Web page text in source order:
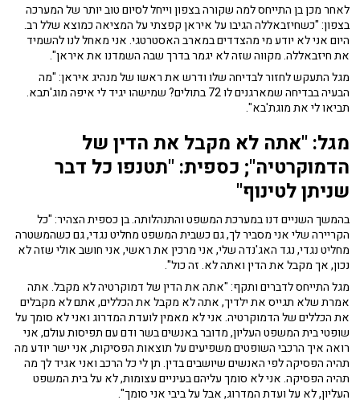
לאחר מכן בן התייחס למה שקורה בצפון וייחל לסיום טוב יותר של המערכה
בצפון: "כשחיזבאללה הגיבו על איראן קפצתי על המציאה כמוצא שלל רב.
היום אני לא יודע מי מהצדדים במארב האסטרטגי. אני מאחל לנו להשמיד
את חיזבאללה. מקווה שזה לא יגמר בדרך שבה השמדנו את איראן".
מגל התעקש לחזור לבדיחה שלו ודרש את ראשו של מנהיג איראן: "מה
הבעיה בבדיחה שמארגנים לו 72 בתולים? שמישהו יגיד לי איפה מוג'תבא.
תביאו לי את מוגת'בא".
מגל: "אתה לא מקבל את הדין של
הדמוקרטיה"; כספית: "תטנפו כל דבר
שניתן לטינוף"
בהמשך השניים דנו במערכת המשפט והתנהלותה. בן כספית הצהיר: "כל
הקריירה שלי אני מסביר לך, גם כשבית המשפט מחליט נגדי, גם כשהמשטרה
מחליט נגדי, נגד האג'נדה שלי, אני מרכין את ראשי, אני חושב אולי שזה לא
נכון, אך מקבל את הדין ואתה לא. זה כול".
מגל התייחס לדברים ותקף: "אתה את הדין של דמוקרטיה לא מקבל. אתה
אמרת שלא תגייס את ילדיך, אתה לא מקבל את הכללים, אתם לא מקבלים
את הכללים של הדמוקרטיה. אני לא מאמין לועדת המדרוג ואני לא סומך על
שופטי בית המשפט העליון, מדובר באנשים בשר ודם עם תפיסות עולם, אני
רואה איך הרכבי השופטים משפיעים על תוצאות הפסיקות, אני ישר יודע מה
תהיה הפסיקה לפי האנשים שיושבים בדין. תן לי כל הרכב ואני אגיד לך מה
תהיה הפסיקה. אני לא סומך עליהם בעיניים עצומות, לא על בית המשפט
העליון, לא על ועדת המדרוג, אבל על ביבי אני סומך".